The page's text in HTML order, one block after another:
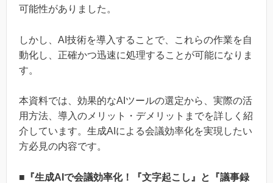
可能性がありました。
しかし、AI技術を導入することで、これらの作業を自
動化し、正確かつ迅速に処理することが可能になりま
す。
本資料では、効果的なAIツールの選定から、実際の活
用方法、導入のメリット・デメリットまでを詳しく紹
介しています。生成AIによる会議効率化を実現したい
方必見の内容です。
■『生成AIで会議効率化！『文字起こし』と『議事録